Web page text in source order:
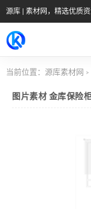
源库 | 素材网，精选优质资
当前位置： 源库素材网 >
图片素材 金库保险